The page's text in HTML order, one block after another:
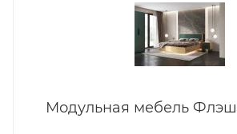
Модульная мебель Флэш